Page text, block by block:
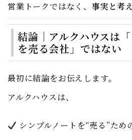
営業トークではなく、 事実と考
結論｜アルクハウスは
を売る会社」ではない
最初に結論をお伝えします。
アルクハウスは、
シンプルノートを“売る”ため